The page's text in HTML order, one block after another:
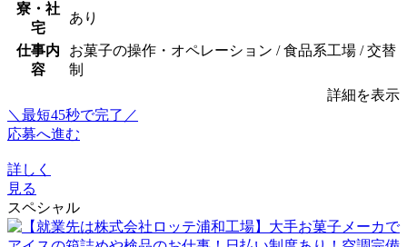
寮・社
宅
あり
仕事内
容
お菓子の操作・オペレーション / 食品系工場 / 交替
制
詳細を表示
＼最短45秒で完了／
応募へ進む
詳しく
見る
スペシャル